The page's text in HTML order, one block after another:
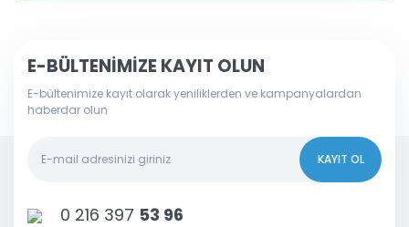
E-BÜLTENİMİZE KAYIT OLUN
E-bültenimize kayıt olarak yeniliklerden ve kampanyalardan
haberdar olun
KAYIT OL
0 216 397 53 96